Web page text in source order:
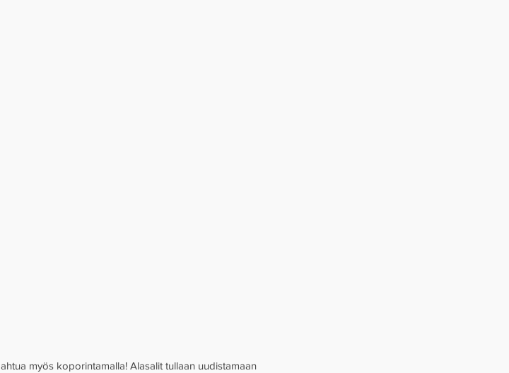
myös koporintamalla! Alasalit tullaan uudistamaan